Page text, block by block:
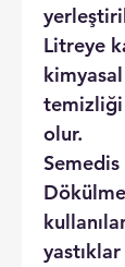
Litreye
olur.